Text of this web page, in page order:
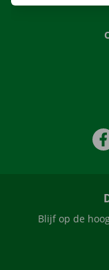
Blijf op de